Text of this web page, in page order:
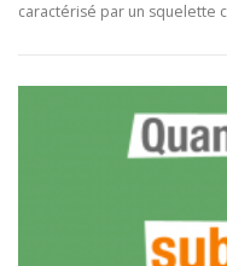
caractérisé par un squelette